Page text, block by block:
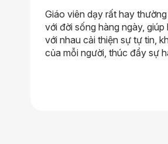
Giáo viên dạy rất hay
với đời sống hàng ngày,
với nhau cải thiện sự tự tin,
của mỗi người, thúc đẩy sự